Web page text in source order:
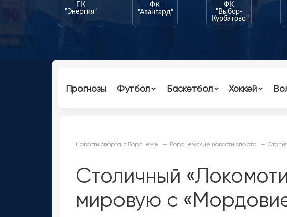
ГК
"Энергия"
ФК
"Авангард"
ФК
"Выбор-
Курбатово"
Прогнозы Футбол Баскетбол Хоккей
Новости спорта в Воронеже Воронежские новости спорта
Столичный
мировую с